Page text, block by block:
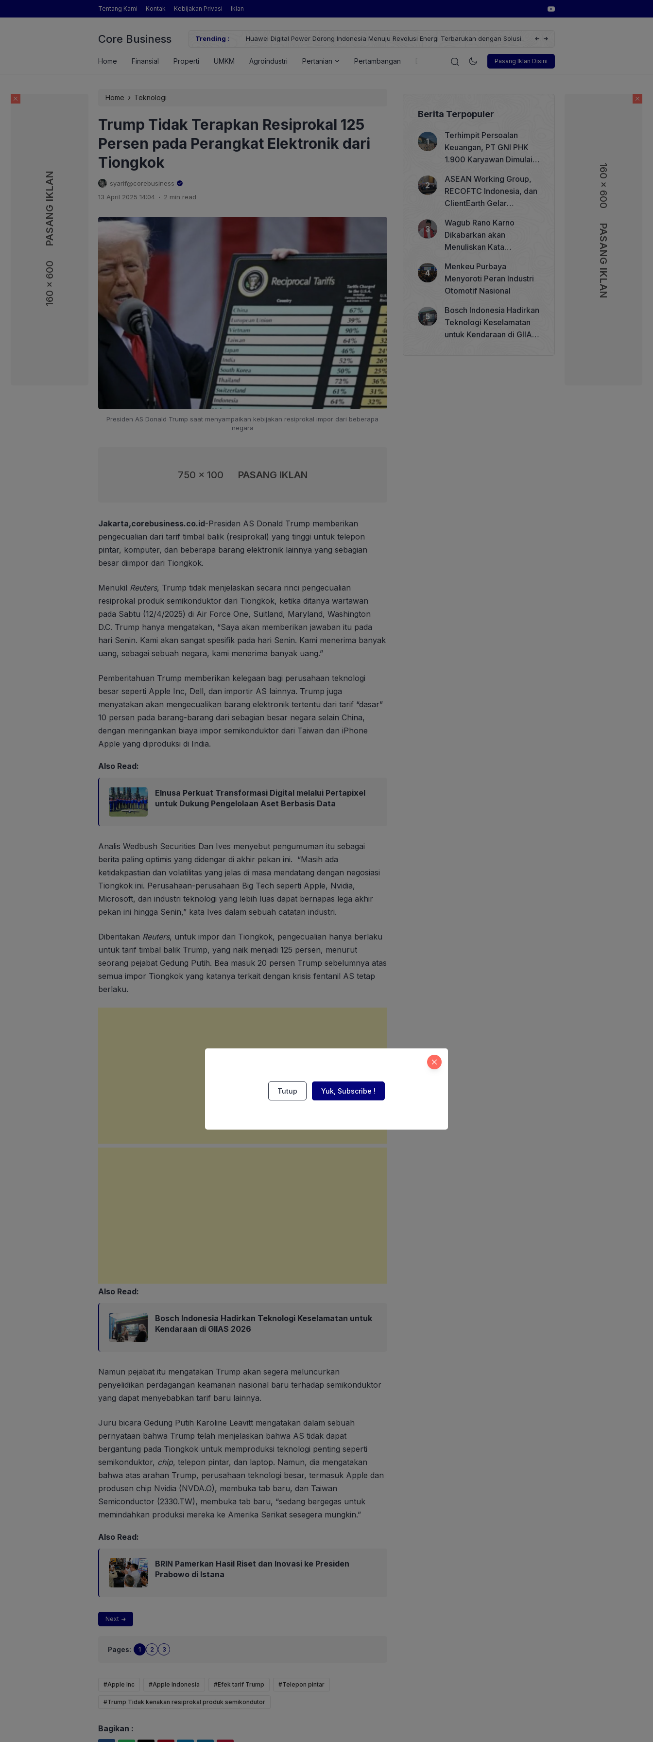
160 x 600
PASANG IKLAN 160 x 600
PASANG IKLAN
Tentang Kami Kontak Kebijakan Privasi Iklan
Core Business Trending :
Pertanian yang Dimaksud Mentan Amran?
Huawei Digital Power Dorong Indonesia Menuju Revolusi Energi Terbarukan dengan Solusi
Wakil Direktur Utama PT Pelindo,
Pasang Iklan Disini
Home Finansial Properti UMKM Agroindustri Pertanian Pertambangan Energi Korporasi Teknologi Otomotif
160 x 600
PASANG IKLAN
Home › Teknologi
Trump Tidak Terapkan Resiprokal 125
Persen pada Perangkat Elektronik dari
Tiongkok
syarif@corebusiness
13 April 2025 14:04 . 2 min read
Presiden AS Donald Trump saat menyampaikan kebijakan resiprokal impor dari beberapa
negara
750 x 100 PASANG IKLAN
Jakarta,corebusiness.co.id-Presiden AS Donald Trump memberikan
pengecualian dari tarif timbal balik (resiprokal) yang tinggi untuk telepon
pintar, komputer, dan beberapa barang elektronik lainnya yang sebagian
besar diimpor dari Tiongkok.
Menukil Reuters, Trump tidak menjelaskan secara rinci pengecualian
resiprokal produk semikonduktor dari Tiongkok, ketika ditanya wartawan
pada Sabtu (12/4/2025) di Air Force One, Suitland, Maryland, Washington
D.C. Trump hanya mengatakan, “Saya akan memberikan jawaban itu pada
hari Senin. Kami akan sangat spesifik pada hari Senin. Kami menerima banyak
uang, sebagai sebuah negara, kami menerima banyak uang.”
Pemberitahuan Trump memberikan kelegaan bagi perusahaan teknologi
besar seperti Apple Inc, Dell, dan importir AS lainnya. Trump juga
menyatakan akan mengecualikan barang elektronik tertentu dari tarif “dasar”
10 persen pada barang-barang dari sebagian besar negara selain China,
dengan meringankan biaya impor semikonduktor dari Taiwan dan iPhone
Apple yang diproduksi di India.
Also Read:
Elnusa Perkuat Transformasi Digital melalui Pertapixel
untuk Dukung Pengelolaan Aset Berbasis Data
Analis Wedbush Securities Dan Ives menyebut pengumuman itu sebagai
berita paling optimis yang didengar di akhir pekan ini. “Masih ada
ketidakpastian dan volatilitas yang jelas di masa mendatang dengan negosiasi
Tiongkok ini. Perusahaan-perusahaan Big Tech seperti Apple, Nvidia,
Microsoft, dan industri teknologi yang lebih luas dapat bernapas lega akhir
pekan ini hingga Senin,” kata Ives dalam sebuah catatan industri.
Diberitakan Reuters, untuk impor dari Tiongkok, pengecualian hanya berlaku
untuk tarif timbal balik Trump, yang naik menjadi 125 persen, menurut
seorang pejabat Gedung Putih. Bea masuk 20 persen Trump sebelumnya atas
semua impor Tiongkok yang katanya terkait dengan krisis fentanil AS tetap
berlaku.
Also Read:
Bosch Indonesia Hadirkan Teknologi Keselamatan untuk
Kendaraan di GIIAS 2026
Namun pejabat itu mengatakan Trump akan segera meluncurkan
penyelidikan perdagangan keamanan nasional baru terhadap semikonduktor
yang dapat menyebabkan tarif baru lainnya.
Juru bicara Gedung Putih Karoline Leavitt mengatakan dalam sebuah
pernyataan bahwa Trump telah menjelaskan bahwa AS tidak dapat
bergantung pada Tiongkok untuk memproduksi teknologi penting seperti
semikonduktor, chip, telepon pintar, dan laptop. Namun, dia mengatakan
bahwa atas arahan Trump, perusahaan teknologi besar, termasuk Apple dan
produsen chip Nvidia (NVDA.O), membuka tab baru, dan Taiwan
Semiconductor (2330.TW), membuka tab baru, “sedang bergegas untuk
memindahkan produksi mereka ke Amerika Serikat sesegera mungkin.”
Also Read:
BRIN Pamerkan Hasil Riset dan Inovasi ke Presiden
Prabowo di Istana
Next
Pages: 1 2 3
#Apple Inc #Apple Indonesia #Efek tarif Trump #Telepon pintar
#Trump Tidak kenakan resiprokal produk semikondutor
Bagikan :
Berita Terpopuler
Terhimpit Persoalan
Keuangan, PT GNI PHK
1.900 Karyawan Dimulai 5
ASEAN Working Group,
RECOFTC Indonesia, dan
ClientEarth Gelar
Memperkuat Tata Kelola
Perhutanan Sosial
Wagub Rano Karno
Dikabarkan akan
Menuliskan Kata
Betawi 100 Tahun
Menkeu Purbaya
Menyoroti Peran Industri
Otomotif Nasional
Bosch Indonesia Hadirkan
Teknologi Keselamatan
untuk Kendaraan di GIIAS
Tutup Yuk, Subscribe !